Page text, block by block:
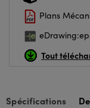
Optiques de
Plans
Tout
Spécifications